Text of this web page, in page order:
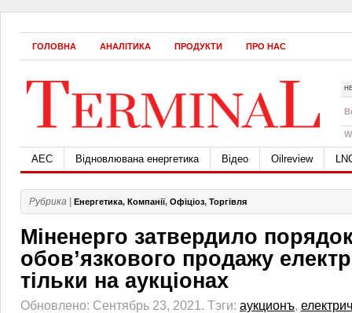
ГОЛОВНА АНАЛІТИКА ПРОДУКТИ ПРО НАС
АЕС Відновлювана енергетика Відео Oilreview
Рубрика | Енергетика, Компанії, Офіціоз, Торгівля
Міненерго затвердило
обов’язкового продажу
тільки на аукціонах
Обновлено: Сентябрь 23, 2021. Тэги: аукционъ,